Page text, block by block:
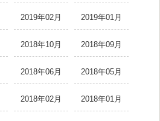
2019年02月 2019年01月
2018年10月 2018年09月
2018年06月 2018年05月
2018年02月 2018年01月